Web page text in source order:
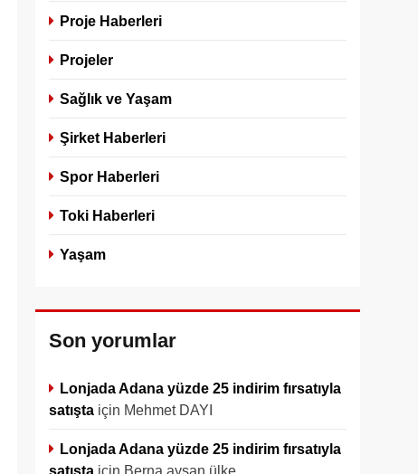
Proje Haberleri
Projeler
Sağlık ve Yaşam
Şirket Haberleri
Spor Haberleri
Toki Haberleri
Yaşam
Son yorumlar
Lonjada Adana yüzde 25 indirim fırsatıyla
satışta için Mehmet DAYI
Lonjada Adana yüzde 25 indirim fırsatıyla
satışta için Berna aysan ülke